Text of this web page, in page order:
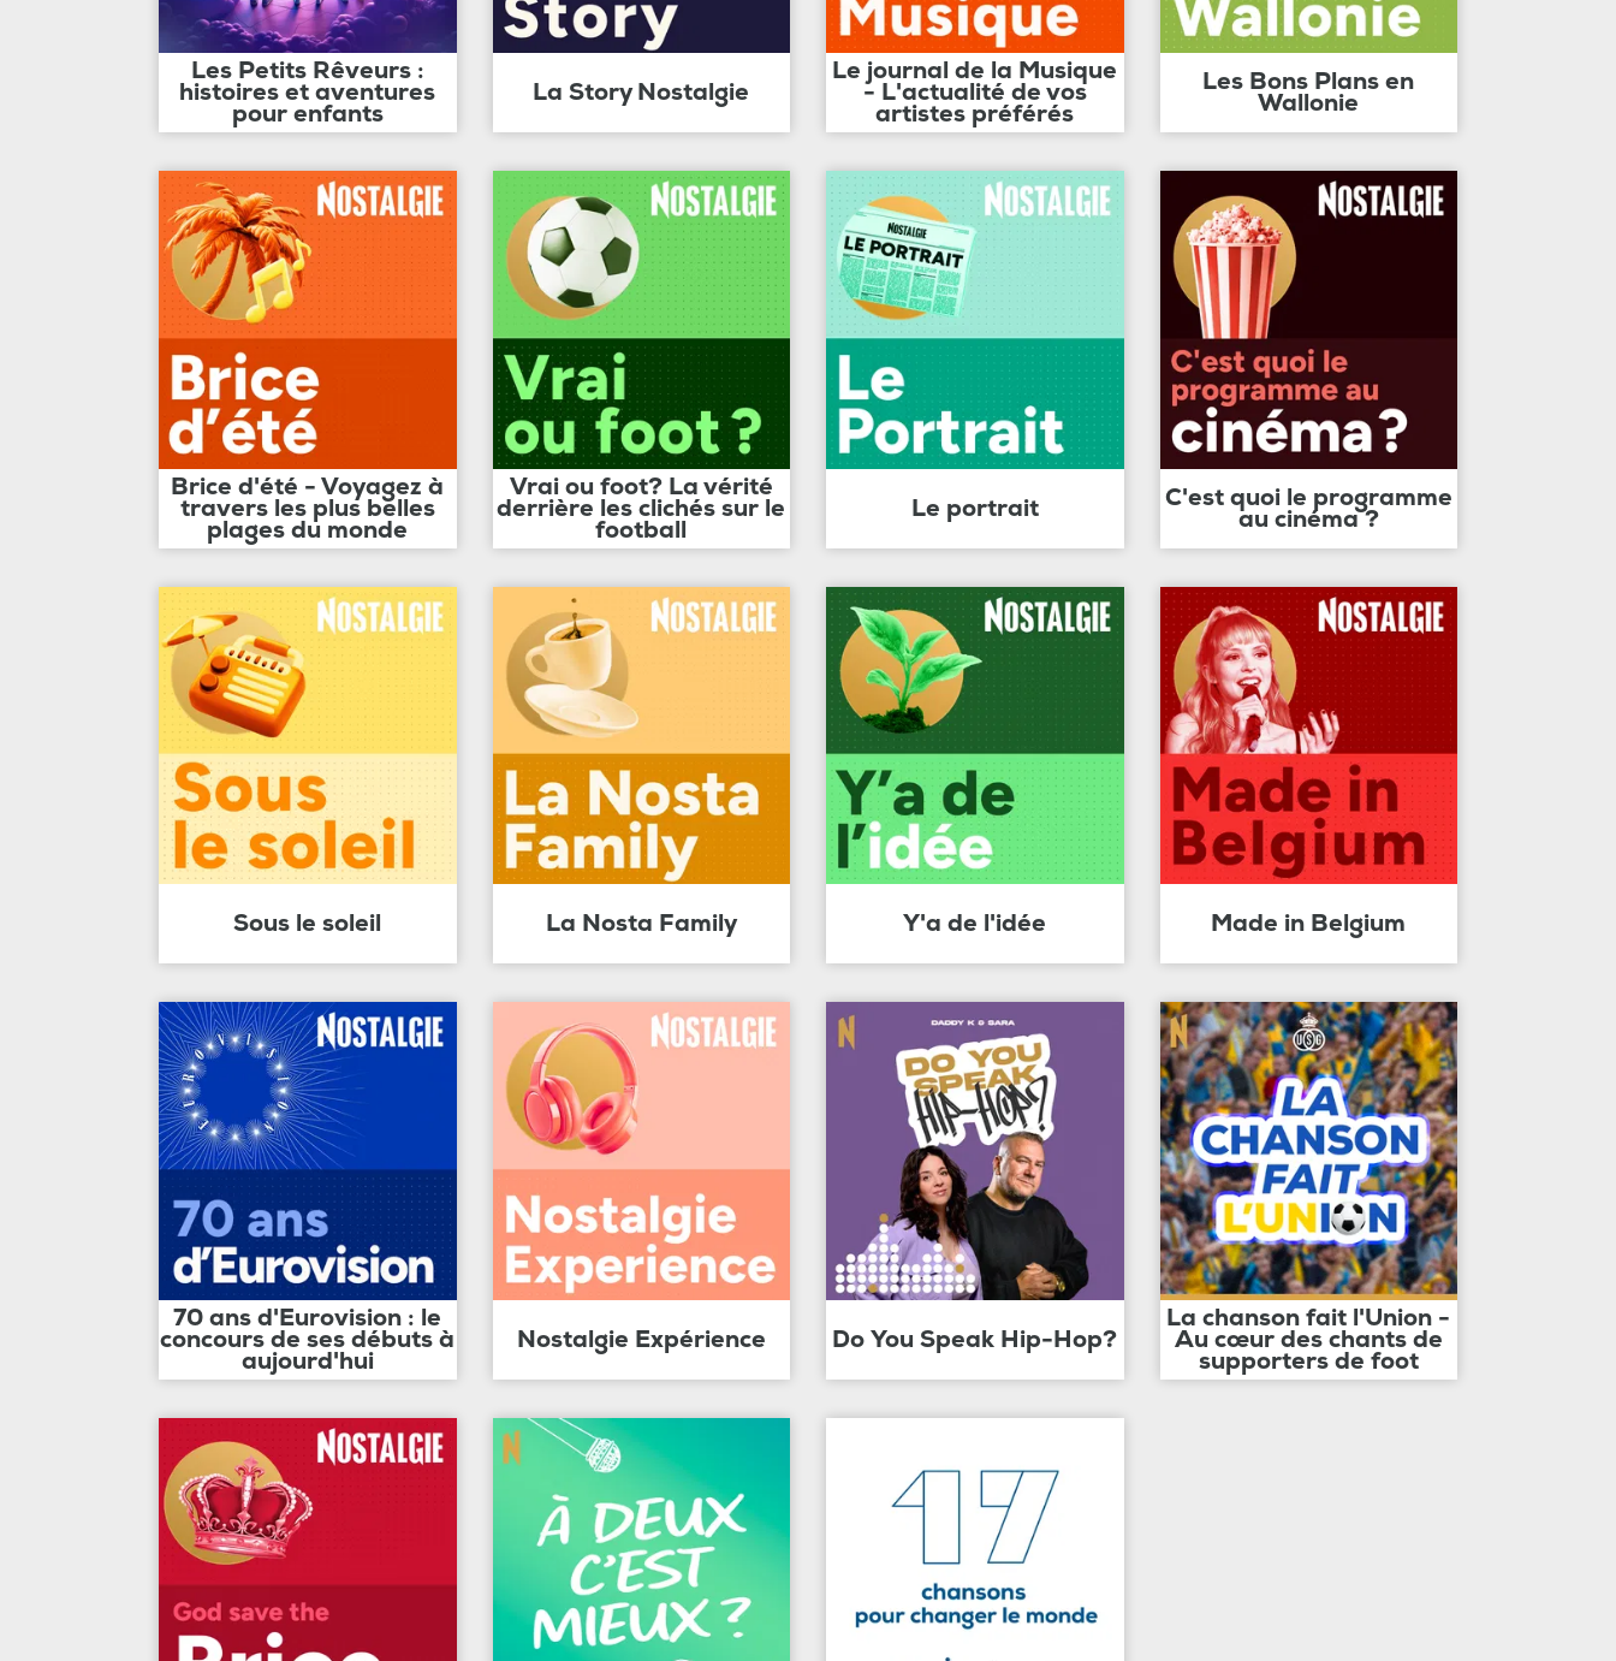
Les Petits Rêveurs :
histoires et aventures
pour enfants
La Story Nostalgie
Le journal de la Musique
- L'actualité de vos
artistes préférés
Les Bons Plans en
Wallonie
Brice d'été - Voyagez à
travers les plus belles
plages du monde
Vrai ou foot? La vérité
derrière les clichés sur le
football
Le portrait C'est quoi le programme
au cinéma ?
Sous le soleil La Nosta Family Y'a de l'idée Made in Belgium
70 ans d'Eurovision : le
concours de ses débuts à
aujourd'hui
Nostalgie Expérience Do You Speak Hip-Hop?
La chanson fait l'Union -
Au cœur des chants de
supporters de foot